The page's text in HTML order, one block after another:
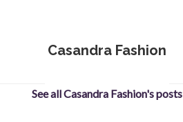
Casandra Fashion
See all Casandra Fashion's posts